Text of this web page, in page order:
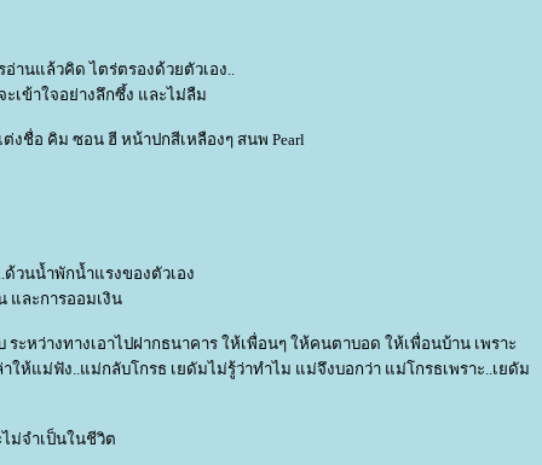
านแล้วคิด ไตร่ตรองด้วยตัวเอง..
ะเข้าใจอย่างลึกซึ้ง และไม่ลืม
งชื่อ คิม ซอน ฮี หน้าปกสีเหลืองๆ สนพ Pearl
ด้วนน้ำพักน้ำแรงของตัวเอง
และการออมเงิน
ะหว่างทางเอาไปฝากธนาคาร ให้เพื่อนๆ ให้คนตาบอด ให้เพื่อนบ้าน เพราะ
ห้แม่ฟัง..แม่กลับโกรธ เยดัมไม่รู้ว่าทำไม แม่จึงบอกว่า แม่โกรธเพราะ..เยดัม
ม่จำเป็นในชีวิต